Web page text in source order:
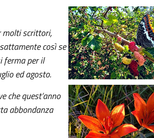
molti scrittori,
così se
ferma per il
ed agosto.
che quest’anno
abbondanza